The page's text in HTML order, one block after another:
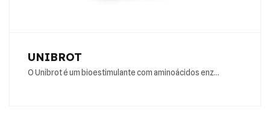
UNIBROT
O Unibrot é um bioestimulante com aminoácidos enz…